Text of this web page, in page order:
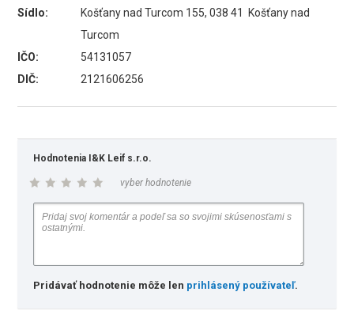
Sídlo:
Košťany nad Turcom 155, 038 41 Košťany nad
Turcom
IČO:
54131057
DIČ:
2121606256
Hodnotenia I&K Leif s.r.o.
vyber hodnotenie
Pridávať hodnotenie môže len prihlásený používateľ.